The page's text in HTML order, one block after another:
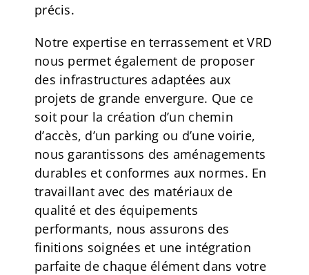
précis.
Notre expertise en terrassement et VRD
nous permet également de proposer
des infrastructures adaptées aux
projets de grande envergure. Que ce
soit pour la création d’un chemin
d’accès, d’un parking ou d’une voirie,
nous garantissons des aménagements
durables et conformes aux normes. En
travaillant avec des matériaux de
qualité et des équipements
performants, nous assurons des
finitions soignées et une intégration
parfaite de chaque élément dans votre